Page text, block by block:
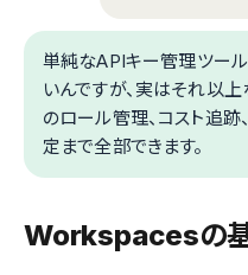
単純なAPIキー管理ツー
いんですが、実はそれ以上
のロール管理、コスト追跡
定まで全部できます。
Workspacesの基